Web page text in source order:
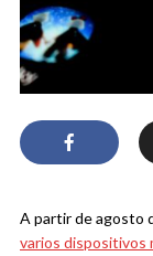
A partir de agosto
varios dispositivos